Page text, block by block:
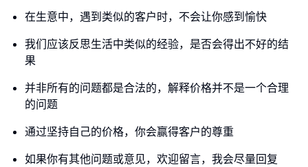
在生意中，遇到类似的客户时，不会让你感到愉快
我们应该反思生活中类似的经验，是否会得出不好的结
果
并非所有的问题都是合法的，解释价格并不是一个合理
的问题
通过坚持自己的价格，你会赢得客户的尊重
如果你有其他问题或意见，欢迎留言，我会尽量回复